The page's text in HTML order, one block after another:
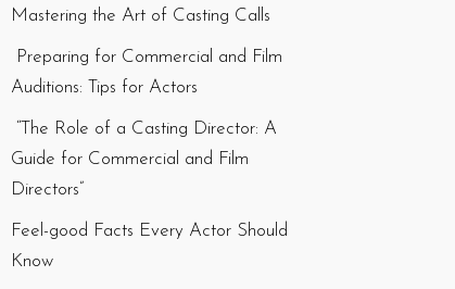
Mastering the Art of Casting Calls
Preparing for Commercial and Film
Auditions: Tips for Actors
“The Role of a Casting Director: A
Guide for Commercial and Film
Directors”
Feel-good Facts Every Actor Should
Know